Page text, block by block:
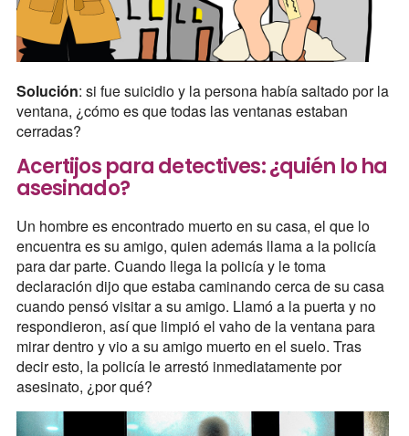
Solución: si fue suicidio y la persona había saltado por la
ventana, ¿cómo es que todas las ventanas estaban
cerradas?
Acertijos para detectives: ¿quién lo ha
asesinado?
Un hombre es encontrado muerto en su casa, el que lo
encuentra es su amigo, quien además llama a la policía
para dar parte. Cuando llega la policía y le toma
declaración dijo que estaba caminando cerca de su casa
cuando pensó visitar a su amigo. Llamó a la puerta y no
respondieron, así que limpió el vaho de la ventana para
mirar dentro y vio a su amigo muerto en el suelo. Tras
decir esto, la policía le arrestó inmediatamente por
asesinato, ¿por qué?